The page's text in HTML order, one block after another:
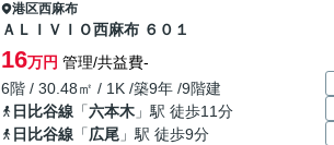
港区西麻布
ＡＬＩＶＩＯ西麻布 ６０１
16万円 管理/共益費-
6階 / 30.48㎡ / 1K /築9年 /9階建
日比谷線 「六本木 」駅 徒歩11分
日比谷線 「広尾 」駅 徒歩9分